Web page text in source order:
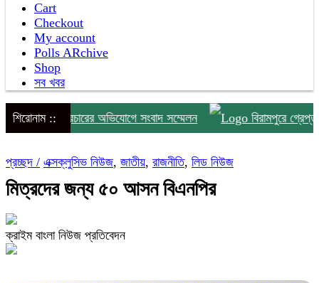
Cart
Checkout
My account
Polls ARchive
Shop
সব খবর
শিরোনাম ::
ও অপপ্রচারের অভিযোগে সংবাদ সম্মেলন বিরামপুরে গ্রেপ্তার
প্রচ্ছদ / এক্সক্লুসিভ নিউজ, জাতীয়, রাজনীতি, লিড নিউজ
মিত্রদের জন্য ৫০ আসন বিএনপির
ক্রাইম বাংলা নিউজ প্রতিবেদন